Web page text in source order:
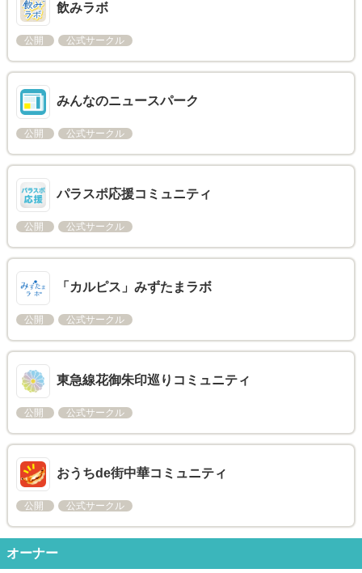
飲みラボ
公開 公式サークル
みんなのニュースパーク
公開 公式サークル
パラスポ応援コミュニティ
公開 公式サークル
「カルピス」みずたまラボ
公開 公式サークル
東急線花御朱印巡りコミュニティ
公開 公式サークル
おうちde街中華コミュニティ
公開 公式サークル
オーナー